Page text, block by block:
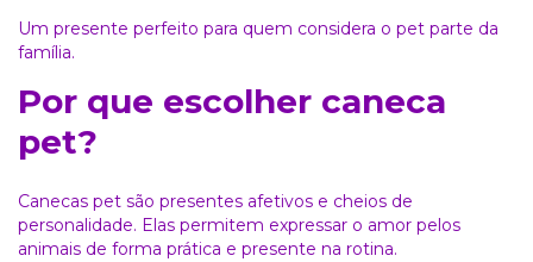
Um presente perfeito para quem considera o pet parte da
família.
Por que escolher caneca
pet?
Canecas pet são presentes afetivos e cheios de
personalidade. Elas permitem expressar o amor pelos
animais de forma prática e presente na rotina.